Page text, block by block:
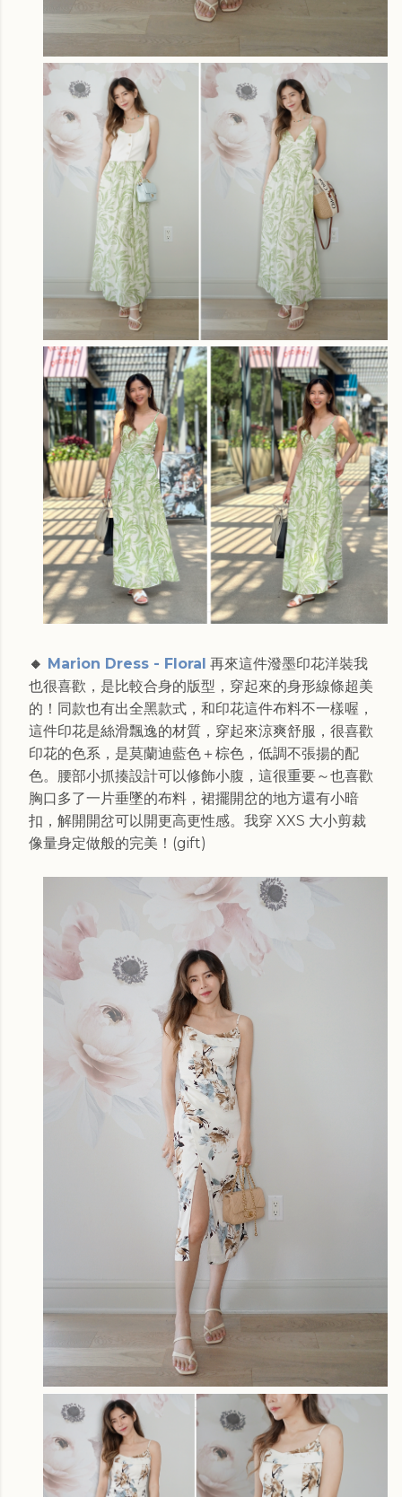
🔸 Marion Dress - Floral 再來這件潑墨印花洋裝我
也很喜歡，是比較合身的版型，穿起來的身形線條超美
的！同款也有出全黑款式，和印花這件布料不一樣喔，
這件印花是絲滑飄逸的材質，穿起來涼爽舒服，很喜歡
印花的色系，是莫蘭迪藍色＋棕色，低調不張揚的配
色。腰部小抓揍設計可以修飾小腹，這很重要～也喜歡
胸口多了一片垂墜的布料，裙擺開岔的地方還有小暗
扣，解開開岔可以開更高更性感。我穿 XXS 大小剪裁
像量身定做般的完美！ (gift)